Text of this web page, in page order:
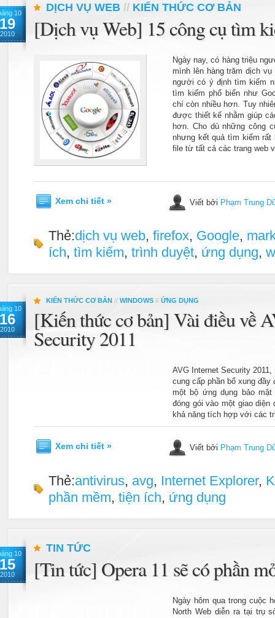
10
19
2010
DỊCH VỤ WEB // KIẾN THỨC CƠ BẢN
[Dịch vụ Web] 15 công cụ tìm
Ngày nay, có hàng triệu
mình lên hàng trăm dịch
người có ý định tìm kiếm
tìm kiếm phổ biến như
chí còn nhiều hơn. Tuy
được thiết kế nhằm giúp
hơn. Cho dù những công
nhưng kết quả tìm kiếm rất
file từ tất cả các trang web
Xem chi tiết » Viết bởi Phạm Trung
Thẻ:dịch vụ web, firefox, Google,
ích, tìm kiếm, trình duyệt, ứng dụng,
10
16
2010
KIẾN THỨC CƠ BẢN // WINDOWS // ỨNG DỤNG
[Kiến thức cơ bản] Vài điều về
Security 2011
AVG Internet Security
cung cấp phần bổ xung
một bộ ứng dụng bảo
đóng gói vào một giao
khả năng tích hợp với các
Xem chi tiết » Viết bởi Phạm Trung
Thẻ:antivirus, avg, Internet Explorer,
phần mềm, tiện ích, ứng dụng
10
15
2010
TIN TỨC
[Tin tức] Opera 11 sẽ có phần
Ngày hôm qua trong cuộc
North Web diễn ra tại trụ